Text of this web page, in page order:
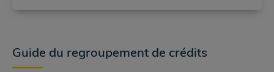
Guide du regroupement de crédits